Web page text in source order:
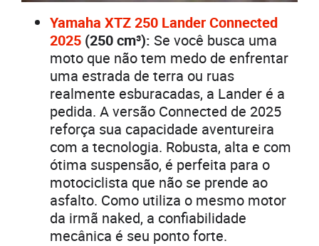
Yamaha XTZ 250 Lander Connected
2025 (250 cm³): Se você busca uma
moto que não tem medo de enfrentar
uma estrada de terra ou ruas
realmente esburacadas, a Lander é a
pedida. A versão Connected de 2025
reforça sua capacidade aventureira
com a tecnologia. Robusta, alta e com
ótima suspensão, é perfeita para o
motociclista que não se prende ao
asfalto. Como utiliza o mesmo motor
da irmã naked, a confiabilidade
mecânica é seu ponto forte.